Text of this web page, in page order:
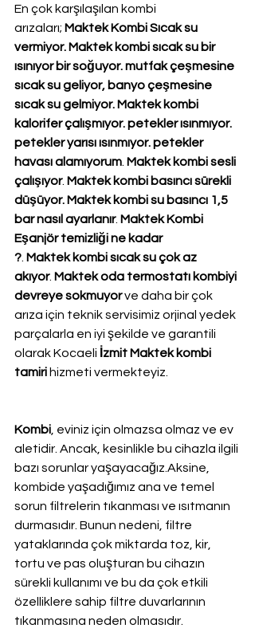
En çok karşılaşılan kombi
arızaları; Maktek Kombi Sıcak su
vermiyor. Maktek kombi sıcak su bir
ısınıyor bir soğuyor. mutfak çeşmesine
sıcak su geliyor, banyo çeşmesine
sıcak su gelmiyor. Maktek kombi
kalorifer çalışmıyor. petekler ısınmıyor.
petekler yarısı ısınmıyor. petekler
havası alamıyorum Maktek kombi sesli
çalışıyor. Maktek kombi basıncı sürekli
düşüyor. Maktek kombi su basıncı 1,5
bar nasıl ayarlanır. Maktek Kombi
Eşanjör temizliği ne kadar
? Maktek kombi sıcak su çok az
akıyor. Maktek oda termostatı kombiyi
devreye sokmuyor ve daha bir çok
arıza için teknik servisimiz orjinal yedek
parçalarla en iyi şekilde ve garantili
olarak Kocaeli İzmit Maktek kombi
tamiri hizmeti vermekteyiz.
Kombi , eviniz için olmazsa olmaz ve ev
aletidir. Ancak, kesinlikle bu cihazla ilgili
bazı sorunlar yaşayacağız.Aksine,
kombide yaşadığımız ana ve temel
sorun filtrelerin tıkanması ve ısıtmanın
durmasıdır. Bunun nedeni, filtre
yataklarında çok miktarda toz, kir,
tortu ve pas oluşturan bu cihazın
sürekli kullanımı ve bu da çok etkili
özelliklere sahip filtre duvarlarının
tıkanmasına neden olmasıdır.